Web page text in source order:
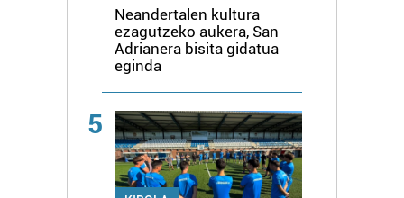
Neandertalen kultura
ezagutzeko aukera, San
Adrianera bisita gidatua
eginda
5